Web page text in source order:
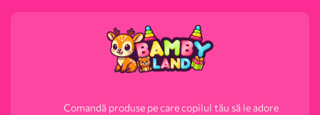
Comandă produse pe care copilul tău să le adore